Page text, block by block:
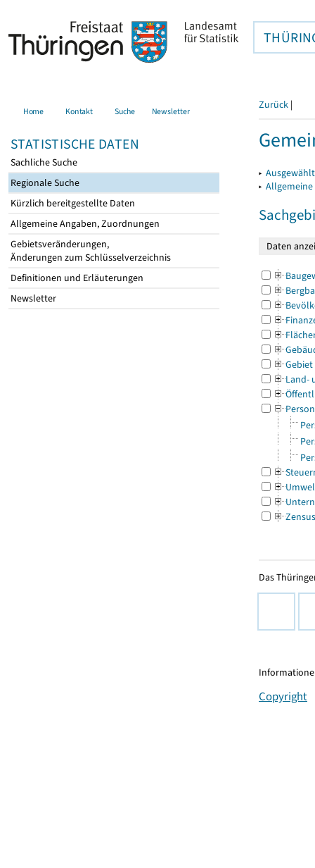
Home Kontakt Suche Newsletter
STATISTISCHE DATEN
Sachliche Suche
Regionale Suche
Kürzlich bereitgestellte Daten
Allgemeine Angaben, Zuordnungen
Gebietsveränderungen,
Änderungen zum Schlüsselverzeichnis
Definitionen und Erläuterungen
Newsletter
Zurück |
▸
▸
Gebiet
Land-
Zensus
Das
Copyright